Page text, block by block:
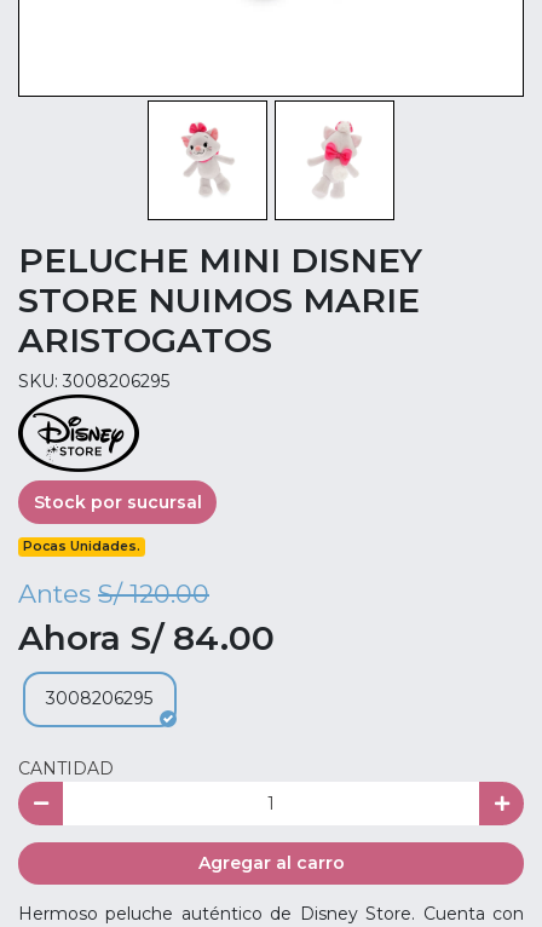
PELUCHE MINI DISNEY
STORE NUIMOS MARIE
ARISTOGATOS
SKU: 3008206295
Stock por sucursal
Pocas Unidades.
Antes S/ 120.00
Ahora S/ 84.00
3008206295
CANTIDAD
Agregar al carro
Hermoso peluche auténtico de Disney Store. Cuenta con